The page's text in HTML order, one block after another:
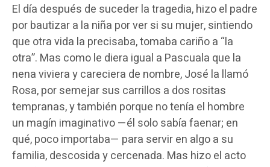
El día después de suceder la tragedia, hizo el padre
por bautizar a la niña por ver si su mujer, sintiendo
que otra vida la precisaba, tomaba cariño a “la
otra”. Mas como le diera igual a Pascuala que la
nena viviera y careciera de nombre, José la llamó
Rosa, por semejar sus carrillos a dos rositas
tempranas, y también porque no tenía el hombre
un magín imaginativo —él solo sabía faenar; en
qué, poco importaba— para servir en algo a su
familia, descosida y cercenada. Mas hizo el acto